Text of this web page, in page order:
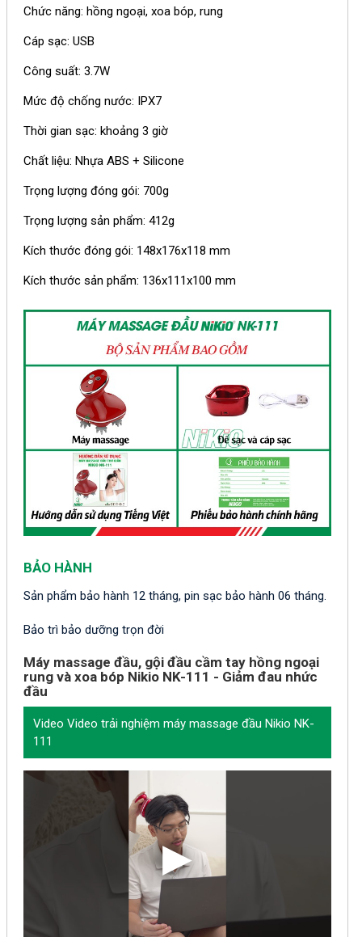
Chức năng: hồng ngoại, xoa bóp, rung
Cáp sạc: USB
Công suất: 3.7W
Mức độ chống nước: IPX7
Thời gian sạc: khoảng 3 giờ
Chất liệu: Nhựa ABS + Silicone
Trọng lượng đóng gói: 700g
Trọng lượng sản phẩm: 412g
Kích thước đóng gói: 148x176x118 mm
Kích thước sản phẩm: 136x111x100 mm
BẢO HÀNH
Sản phẩm bảo hành 12 tháng, pin sạc bảo hành 06 tháng.
Bảo trì bảo dưỡng trọn đời
Máy massage đầu, gội đầu cầm tay hồng ngoại
rung và xoa bóp Nikio NK-111 - Giảm đau nhức
đầu
Video Video trải nghiệm máy massage đầu Nikio NK-
111